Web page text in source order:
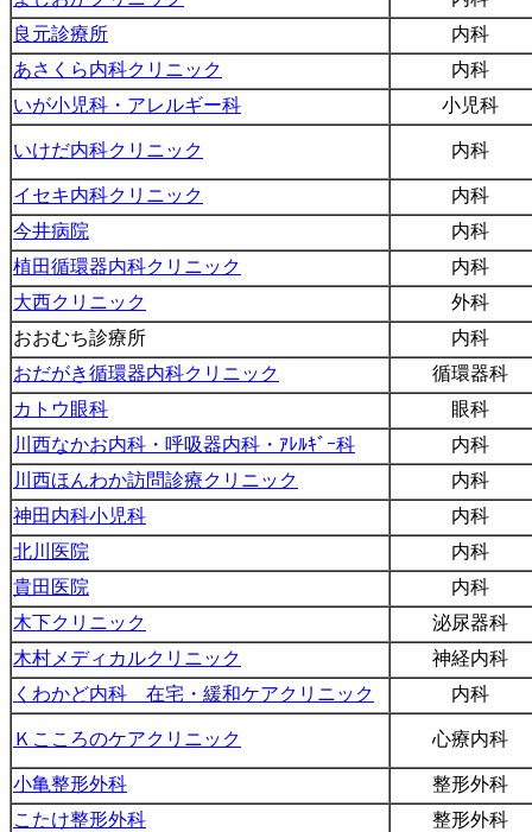
良元診療所
内科
あさくら内科クリニック
内科
いが小児科・アレルギー科
小児科
いけだ内科クリニック 内科
イセキ内科クリニック
内科
今井病院
内科
植田循環器内科クリニック
内科
大西クリニック
外科
おおむち診療所
内科
おだがき循環器内科クリニック
循環器科
カトウ眼科
眼科
川西なかお内科・呼吸器内科・ｱﾚﾙｷﾞｰ科
内科
川西ほんわか訪問診療クリニック
内科
神田内科小児科
内科
北川医院
内科
貴田医院
内科
木下クリニック
泌尿器科
木村メディカルクリニック
神経内科
くわかど内科 在宅・緩和ケアクリニック
内科
Ｋこころのケアクリニック 心療内科
小亀整形外科
整形外科
こたけ整形外科
整形外科